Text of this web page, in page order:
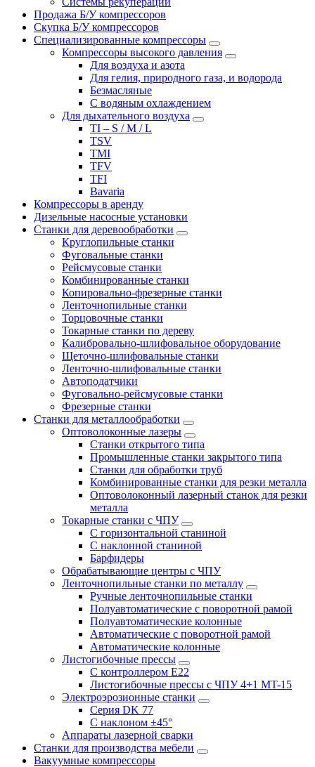
Продажа Б/У компрессоров
Скупка Б/У компрессоров
Специализированные компрессоры
Компрессоры высокого давления
Для воздуха и азота
Для гелия, природного газа, и водорода
Безмасляные
С водяным охлаждением
Для дыхательного воздуха
TI – S / M / L
TSV
TMI
TFV
TFI
Bavaria
Компрессоры в аренду
Дизельные насосные установки
Станки для деревообработки
Круглопильные станки
Фуговальные станки
Рейсмусовые станки
Комбинированные станки
Копировально-фрезерные станки
Ленточнопильные станки
Торцовочные станки
Токарные станки по дереву
Калибровально-шлифовальное оборудование
Щеточно-шлифовальные станки
Ленточно-шлифовальные станки
Автоподатчики
Фуговально-рейсмусовые станки
Фрезерные станки
Станки для металлообработки
Оптоволоконные лазеры
Станки открытого типа
Промышленные станки закрытого типа
Станки для обработки труб
Комбинированные станки для резки металла
Оптоволоконный лазерный станок для резки
металла
Токарные станки с ЧПУ
С горизонтальной станиной
С наклонной станиной
Барфидеры
Обрабатывающие центры с ЧПУ
Ленточнопильные станки по металлу
Ручные ленточнопильные станки
Полуавтоматические с поворотной рамой
Полуавтоматические колонные
Автоматические с поворотной рамой
Автоматические колонные
Листогибочные прессы
С контроллером E22
Листогибочные прессы с ЧПУ 4+1 MT-15
Электроэрозионные станки
Серия DK 77
С наклоном ±45°
Аппараты лазерной сварки
Станки для производства мебели
Вакуумные компрессоры